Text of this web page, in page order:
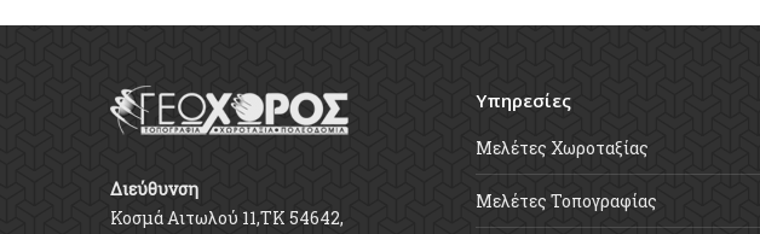
Διεύθυνση
Κοσμά Αιτωλού 11,ΤΚ 54642,
Υπηρεσίες
Μελέτες Χωροταξίας
Μελέτες Τοπογραφίας